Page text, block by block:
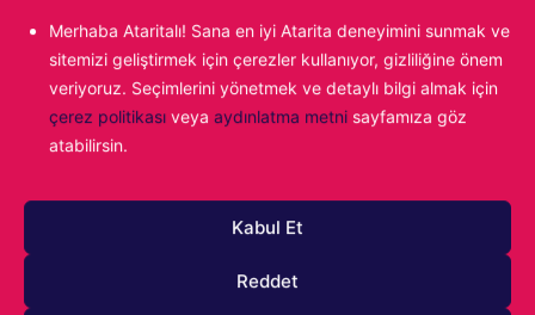
Merhaba Ataritalı! Sana en iyi Atarita deneyimini sunmak ve
sitemizi geliştirmek için çerezler kullanıyor, gizliliğine önem
veriyoruz. Seçimlerini yönetmek ve detaylı bilgi almak için
çerez politikası veya aydınlatma metni sayfamıza göz
atabilirsin.
Kabul Et
Reddet
seçeneğe dilediğiniz cevabı vererek ilerleyin.
Soru cevaplandıktan sonra,GPU-Z arayüzü açılacak
ve ekran kartınıza dair birçok veriyi
görebileceksiniz.